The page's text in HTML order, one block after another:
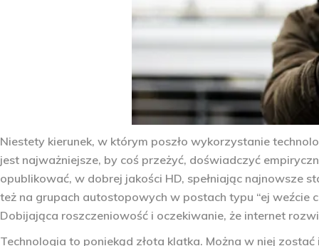
Niestety kierunek, w którym poszło wykorzystanie
jest najważniejsze, by coś przeżyć, doświadczyć
opublikować, w dobrej jakości HD, spełniając najnowsze
też na grupach autostopowych w postach typu “ej weźcie
Dobijająca roszczeniowość i oczekiwanie, że internet
Technologia to poniekąd złota klatka. Można w niej